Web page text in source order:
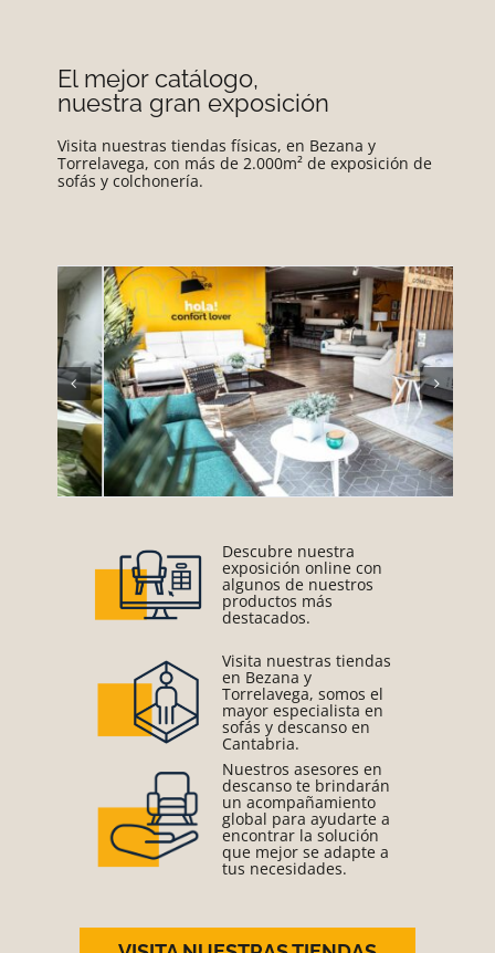
El mejor catálogo,
nuestra gran exposición
Visita nuestras tiendas físicas, en Bezana y
Torrelavega, con más de 2.000m² de exposición de
sofás y colchonería.
Descubre nuestra
exposición online con
algunos de nuestros
productos más
destacados.
Visita nuestras tiendas
en Bezana y
Torrelavega, somos el
mayor especialista en
sofás y descanso en
Cantabria.
Nuestros asesores en
descanso te brindarán
un acompañamiento
global para ayudarte a
encontrar la solución
que mejor se adapte a
tus necesidades.